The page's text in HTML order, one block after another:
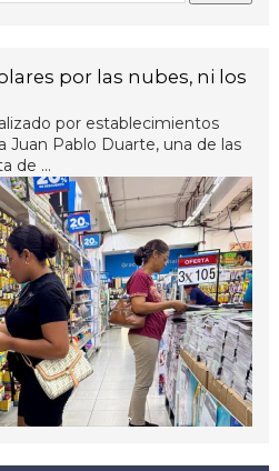
por las nubes, ni los
por establecimientos
Juan Pablo Duarte, una de las
de ...